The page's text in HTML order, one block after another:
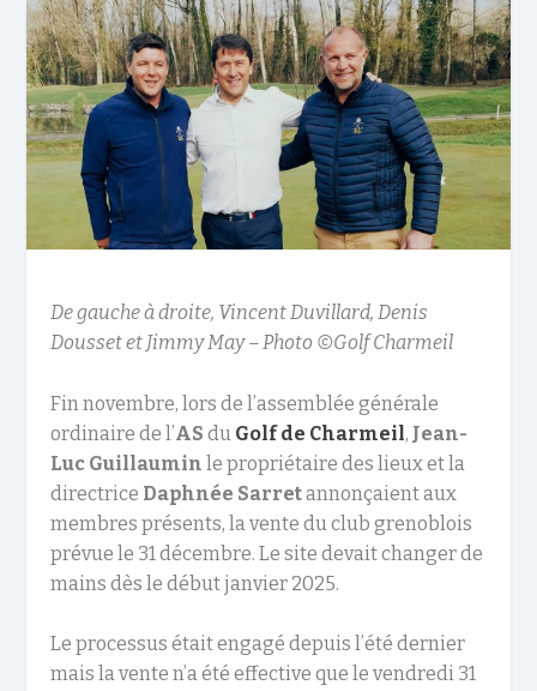
De gauche à droite, Vincent Duvillard, Denis
Dousset et Jimmy May – Photo ©Golf Charmeil
Fin novembre, lors de l’assemblée générale
ordinaire de l’ASdu Golf de Charmeil, Jean-
Luc Guillaumin le propriétaire des lieux et la
directrice Daphnée Sarretannonçaient aux
membres présents, la vente du club grenoblois
prévue le 31 décembre. Le site devait changer de
mains dès le début janvier 2025.
Le processus était engagé depuis l’été dernier
mais la vente n’a été effective que le vendredi 31